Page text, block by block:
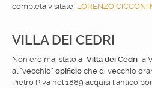
completa visitate: LORENZO CICCONI
VILLA DEI CEDRI
Non ero mai stato a "Villa dei Cedri" a
al "vecchio" opificio che di vecchio
Pietro Piva nel 1889 acquisí l´antico